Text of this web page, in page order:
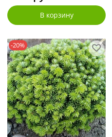
В корзину
-20%